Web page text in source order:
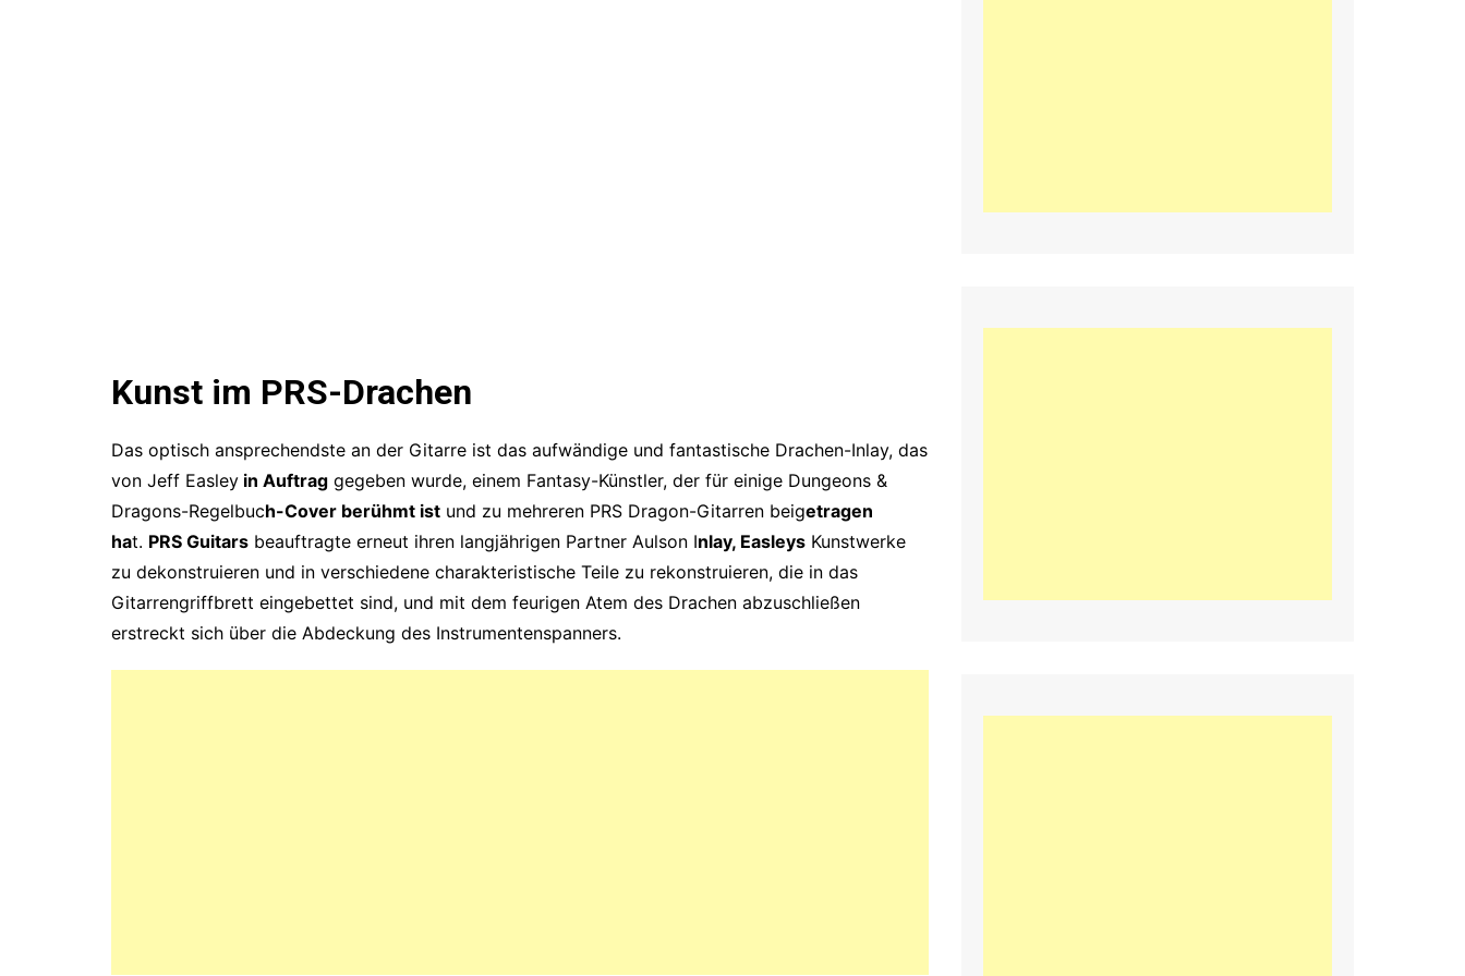
Kunst im PRS-Drachen
Das optisch ansprechendste an der Gitarre ist das aufwändige und fantastische Drachen-Inlay, das
von Jeff Easley in Auftrag gegeben wurde, einem Fantasy-Künstler, der für einige Dungeons &
Dragons-Regelbuch-Cover berühmt ist und zu mehreren PRS Dragon-Gitarren beigetragen
hat. PRS Guitars beauftragte erneut ihren langjährigen Partner Aulson Inlay, Easleys Kunstwerke
zu dekonstruieren und in verschiedene charakteristische Teile zu rekonstruieren, die in das
Gitarrengriffbrett eingebettet sind, und mit dem feurigen Atem des Drachen abzuschließen
erstreckt sich über die Abdeckung des Instrumentenspanners.